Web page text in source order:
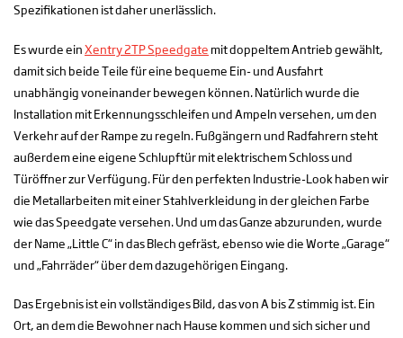
Spezifikationen ist daher unerlässlich.
Es wurde einXentry 2TP Speedgate mit doppeltem Antrieb gewählt,
damit sich beide Teile für eine bequeme Ein- und Ausfahrt
unabhängig voneinander bewegen können. Natürlich wurde die
Installation mit Erkennungsschleifen und Ampeln versehen, um den
Verkehr auf der Rampe zu regeln. Fußgängern und Radfahrern steht
außerdem eine eigene Schlupftür mit elektrischem Schloss und
Türöffner zur Verfügung. Für den perfekten Industrie-Look haben wir
die Metallarbeiten mit einer Stahlverkleidung in der gleichen Farbe
wie das Speedgate versehen. Und um das Ganze abzurunden, wurde
der Name „Little C“ in das Blech gefräst, ebenso wie die Worte „Garage“
und „Fahrräder“ über dem dazugehörigen Eingang.
Das Ergebnis ist ein vollständiges Bild, das von A bis Z stimmig ist. Ein
Ort, an dem die Bewohner nach Hause kommen und sich sicher und